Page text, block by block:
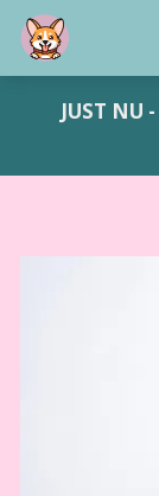
JUST NU